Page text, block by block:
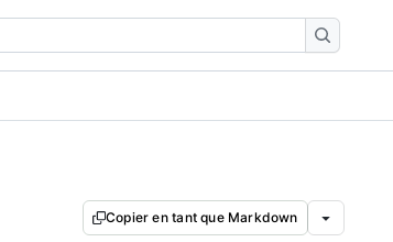
Copier en tant que Markdown